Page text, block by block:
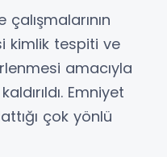
kimlik tespiti ve
amacıyla
Emniyet
çok yönlü